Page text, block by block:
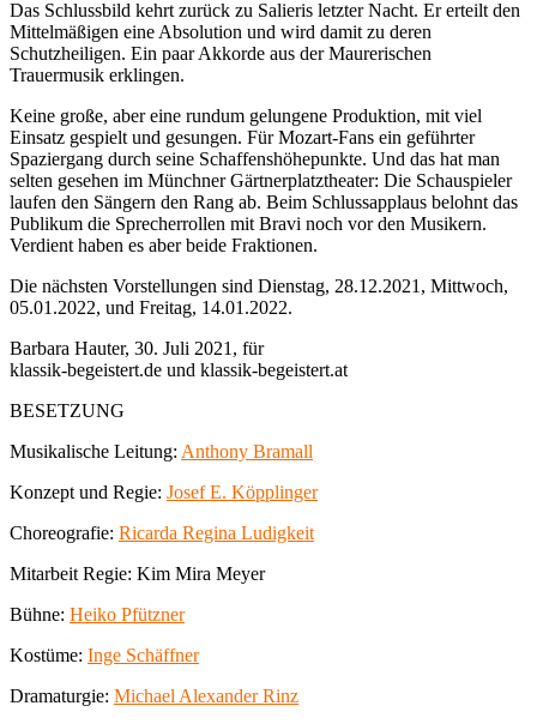
Das Schlussbild kehrt zurück zu Salieris letzter Nacht. Er erteilt den
Mittelmäßigen eine Absolution und wird damit zu deren
Schutzheiligen. Ein paar Akkorde aus der Maurerischen
Trauermusik erklingen.
Keine große, aber eine rundum gelungene Produktion, mit viel
Einsatz gespielt und gesungen. Für Mozart-Fans ein geführter
Spaziergang durch seine Schaffenshöhepunkte. Und das hat man
selten gesehen im Münchner Gärtnerplatztheater: Die Schauspieler
laufen den Sängern den Rang ab. Beim Schlussapplaus belohnt das
Publikum die Sprecherrollen mit Bravi noch vor den Musikern.
Verdient haben es aber beide Fraktionen.
Die nächsten Vorstellungen sind Dienstag, 28.12.2021, Mittwoch,
05.01.2022, und Freitag, 14.01.2022.
Barbara Hauter, 30. Juli 2021, für
klassik-begeistert.de und klassik-begeistert.at
BESETZUNG
Musikalische Leitung: Anthony Bramall
Konzept und Regie: Josef E. Köpplinger
Choreografie: Ricarda Regina Ludigkeit
Mitarbeit Regie: Kim Mira Meyer
Bühne: Heiko Pfützner
Kostüme: Inge Schäffner
Dramaturgie: Michael Alexander Rinz